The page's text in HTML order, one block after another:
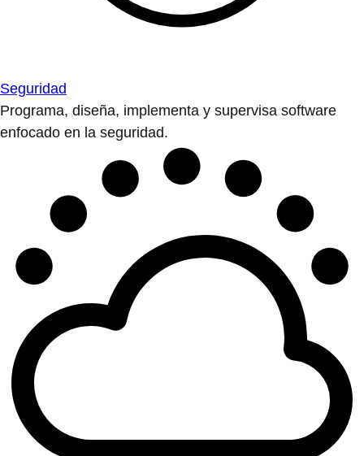
Seguridad
Programa, diseña, implementa y supervisa software
enfocado en la seguridad.